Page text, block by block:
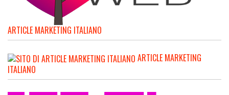
ARTICLE MARKETING ITALIANO
ARTICLE MARKETING
ITALIANO